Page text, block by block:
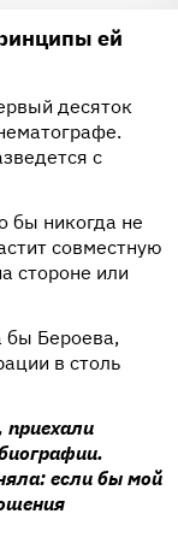
ей
десяток
с
бы никогда не
совместную
стороне или
бы Бероева,
в столь
приехали
если бы мой